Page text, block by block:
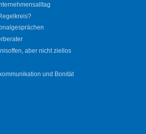
aber nicht ziellos
und Bonität